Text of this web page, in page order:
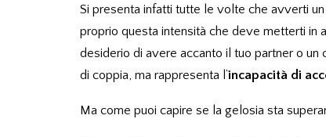
Si presenta infatti tutte le volte che avverti un
proprio questa intensità che deve metterti in
desiderio di avere accanto il tuo partner o
di coppia, ma rappresenta l’incapacità di
Ma come puoi capire se la gelosia sta